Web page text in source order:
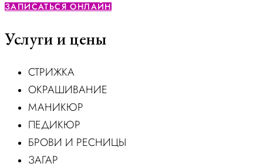
ЗАПИСАТЬСЯ ОНЛАЙН
Услуги и цены
СТРИЖКА
ОКРАШИВАНИЕ
МАНИКЮР
ПЕДИКЮР
БРОВИ И РЕСНИЦЫ
ЗАГАР